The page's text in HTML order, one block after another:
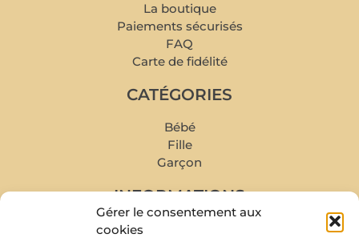
Gérer le consentement aux
cookies
La boutique
Paiements sécurisés
FAQ
Carte de fidélité
CATÉGORIES
Bébé
Fille
Garçon
INFORMATIONS
Mon compte